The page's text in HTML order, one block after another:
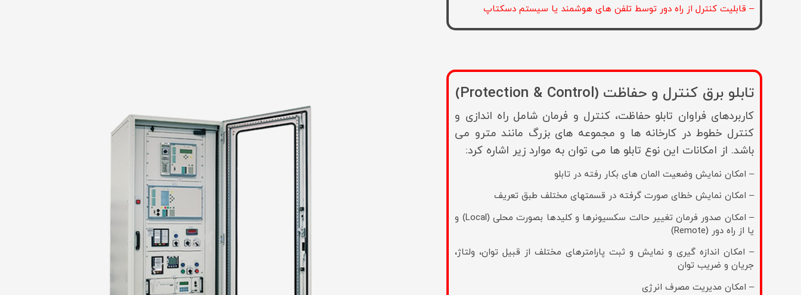
– قابلیت کنترل از راه دور توسط تلفن های هوشمند یا سیستم دسکتاپ
تابلو برق کنترل و حفاظت (Protection & Control)
کاربردهای فراوان تابلو حفاظت، کنترل و فرمان شامل راه اندازی و
کنترل خطوط در کارخانه ها و مجموعه های بزرگ مانند مترو می
باشد. از امکانات این نوع تابلو ها می توان به موارد زیر اشاره کرد:
– امکان نمایش وضعیت المان های بکار رفته در تابلو
– امکان نمایش خطای صورت گرفته در قسمتهای مختلف طبق تعریف
– امکان صدور فرمان تغییر حالت سکسیونرها و کلیدها بصورت محلی (Local) و
یا از راه دور (Remote)
– امکان اندازه گیری و نمایش و ثبت پارامترهای مختلف از قبیل توان، ولتاژ،
جریان و ضریب توان
– امکان مدیریت مصرف انرژی